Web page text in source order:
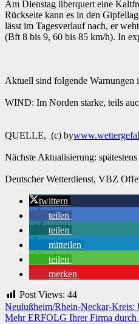
Am Dienstag überquert eine
Rückseite kann es in den
lässt im Tagesverlauf nach, er
(Bft 8 bis 9, 60 bis 85 km/h). In
Aktuell sind folgende Warnungen
WIND: Im Norden starke, teils
QUELLE, (c) by
Nächste Aktualisierung:
Deutscher Wetterdienst, VBZ
twittern
teilen
teilen
mitteilen
teilen
merken
Post Views: 44
Beitragsnavigation
Neulußheim/Rhein-Neckar-Kreis:
Mehr ERFOLG Ihrer Firma